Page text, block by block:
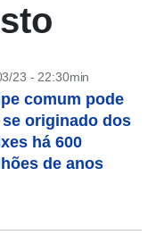
23 - 22:30min
comum pode
originado dos
há 600
de anos